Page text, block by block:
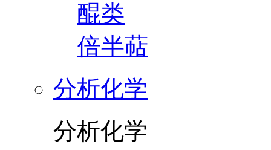
醌类
倍半萜
分析化学
分析化学